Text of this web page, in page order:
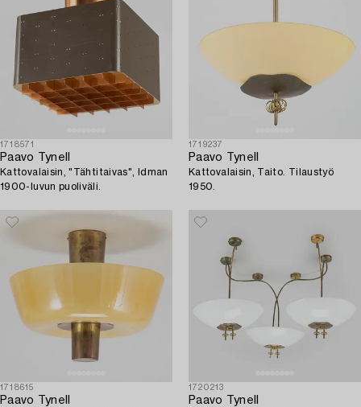
1718571
Paavo Tynell
Kattovalaisin, "Tähtitaivas", Idman
1900-luvun puoliväli.
1719237
Paavo Tynell
Kattovalaisin, Taito. Tilaustyö
1950.
1718615
Paavo Tynell
1720213
Paavo Tynell